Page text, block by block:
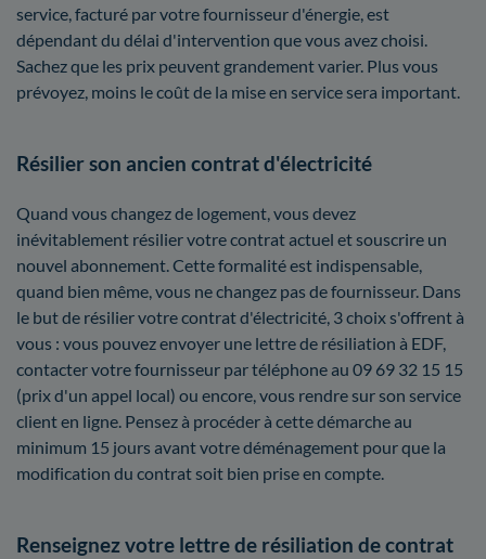
service, facturé par votre fournisseur d'énergie, est
dépendant du délai d'intervention que vous avez choisi.
Sachez que les prix peuvent grandement varier. Plus vous
prévoyez, moins le coût de la mise en service sera important.
Résilier son ancien contrat d'électricité
Quand vous changez de logement, vous devez
inévitablement résilier votre contrat actuel et souscrire un
nouvel abonnement. Cette formalité est indispensable,
quand bien même, vous ne changez pas de fournisseur. Dans
le but de résilier votre contrat d'électricité, 3 choix s'offrent à
vous : vous pouvez envoyer une lettre de résiliation à EDF,
contacter votre fournisseur par téléphone au 09 69 32 15 15
(prix d'un appel local) ou encore, vous rendre sur son service
client en ligne. Pensez à procéder à cette démarche au
minimum 15 jours avant votre déménagement pour que la
modification du contrat soit bien prise en compte.
Renseignez votre lettre de résiliation de contrat